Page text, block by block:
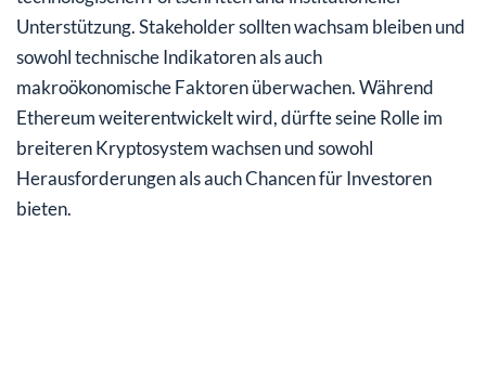
Unterstützung. Stakeholder sollten wachsam bleiben und
sowohl technische Indikatoren als auch
makroökonomische Faktoren überwachen. Während
Ethereum weiterentwickelt wird, dürfte seine Rolle im
breiteren Kryptosystem wachsen und sowohl
Herausforderungen als auch Chancen für Investoren
bieten.